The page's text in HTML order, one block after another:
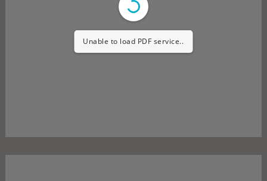
Unable to load PDF service..